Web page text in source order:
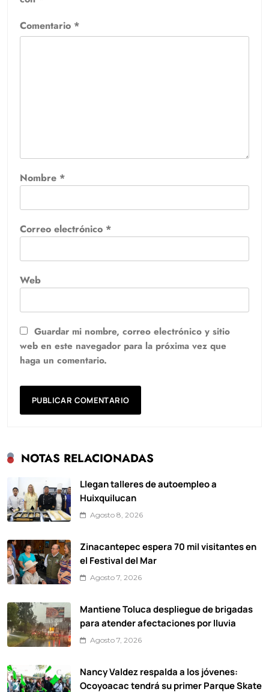
Comentario *
Nombre *
Correo electrónico *
Web
Guardar mi nombre, correo electrónico y sitio
web en este navegador para la próxima vez que
haga un comentario.
NOTAS RELACIONADAS
Llegan talleres de autoempleo a
Huixquilucan
Agosto 8, 2026
Zinacantepec espera 70 mil visitantes en
el Festival del Mar
Agosto 7, 2026
Mantiene Toluca despliegue de brigadas
para atender afectaciones por lluvia
Agosto 7, 2026
Nancy Valdez respalda a los jóvenes:
Ocoyoacac tendrá su primer Parque Skate